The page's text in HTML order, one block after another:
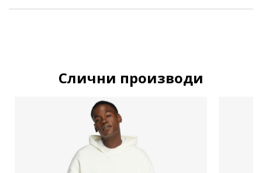
Слични производи